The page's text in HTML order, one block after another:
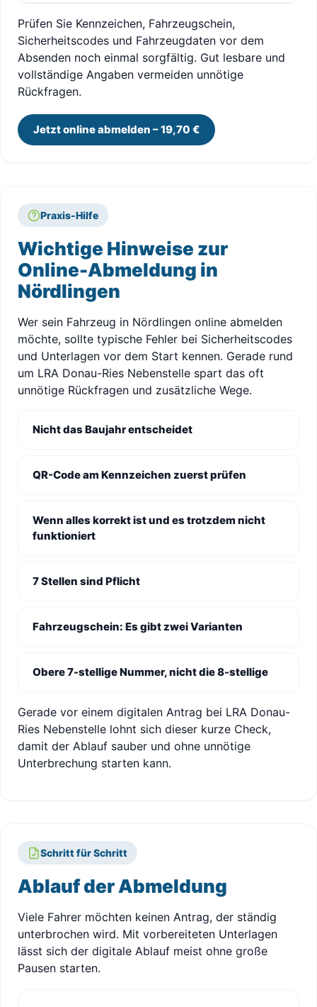
Prüfen Sie Kennzeichen, Fahrzeugschein,
Sicherheitscodes und Fahrzeugdaten vor dem
Absenden noch einmal sorgfältig. Gut lesbare und
vollständige Angaben vermeiden unnötige
Rückfragen.
Jetzt online abmelden – 19,70 €
Praxis-Hilfe
Wichtige Hinweise zur
Online-Abmeldung in
Nördlingen
Wer sein Fahrzeug in Nördlingen online abmelden
möchte, sollte typische Fehler bei Sicherheitscodes
und Unterlagen vor dem Start kennen. Gerade rund
um LRA Donau-Ries Nebenstelle spart das oft
unnötige Rückfragen und zusätzliche Wege.
Nicht das Baujahr entscheidet
QR-Code am Kennzeichen zuerst prüfen
Wenn alles korrekt ist und es trotzdem nicht
funktioniert
7 Stellen sind Pflicht
Fahrzeugschein: Es gibt zwei Varianten
Obere 7-stellige Nummer, nicht die 8-stellige
Gerade vor einem digitalen Antrag bei LRA Donau-
Ries Nebenstelle lohnt sich dieser kurze Check,
damit der Ablauf sauber und ohne unnötige
Unterbrechung starten kann.
Schritt für Schritt
Ablauf der Abmeldung
Viele Fahrer möchten keinen Antrag, der ständig
unterbrochen wird. Mit vorbereiteten Unterlagen
lässt sich der digitale Ablauf meist ohne große
Pausen starten.